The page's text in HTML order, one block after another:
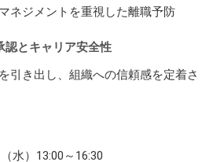
ジメントを重視した離職予防
認とキャリア安全性
引き出し、組織への信頼感を定着さ
水）13:00～16:30